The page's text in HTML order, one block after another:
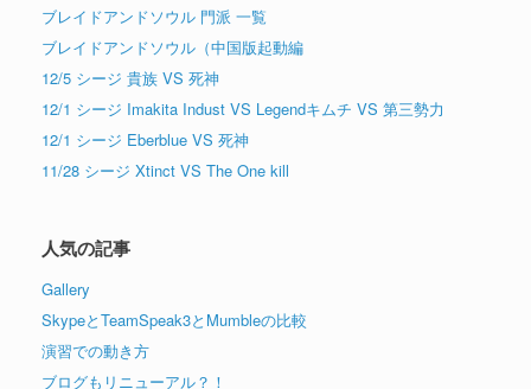
ブレイドアンドソウル 門派 一覧
ブレイドアンドソウル（中国版起動編
12/5 シージ 貴族 VS 死神
12/1 シージ Imakita Indust VS Legendキムチ VS 第三勢力
12/1 シージ Eberblue VS 死神
11/28 シージ Xtinct VS The One kill
人気の記事
Gallery
SkypeとTeamSpeak3とMumbleの比較
演習での動き方
ブログもリニューアル？！